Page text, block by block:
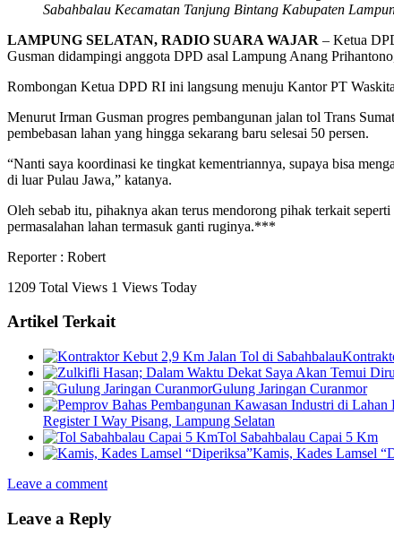
Sabahbalau Kecamatan Tanjung Bintang Kabupaten
LAMPUNG SELATAN, RADIO SUARA WAJAR – Ketua
Gusman didampingi anggota DPD asal Lampung Anang
Rombongan Ketua DPD RI ini langsung menuju Kantor PT
Menurut Irman Gusman progres pembangunan jalan tol Trans
pembebasan lahan yang hingga sekarang baru selesai 50 persen.
“Nanti saya koordinasi ke tingkat kementriannya, supaya bisa
di luar Pulau Jawa,” katanya.
Oleh sebab itu, pihaknya akan terus mendorong pihak terkait
permasalahan lahan termasuk ganti ruginya.***
Reporter : Robert
1209 Total Views 1 Views Today
Artikel Terkait
Gulung Jaringan Curanmor
Register I Way Pisang, Lampung Selatan
Tol Sabahbalau Capai 5 Km
Kamis, Kades Lamsel
Leave a comment
Leave a Reply